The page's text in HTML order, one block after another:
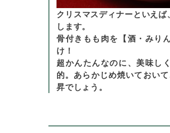
クリスマスディナーといえ
します。
骨付きもも肉を【酒・みり
け！
超かんたんなのに、美味し
的。あらかじめ焼いておい
昇でしょう。